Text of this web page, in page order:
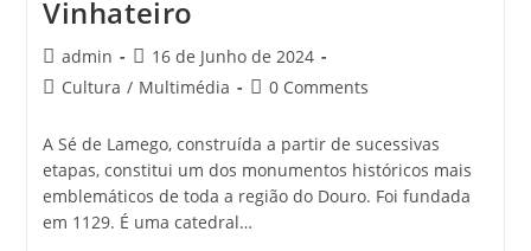
Vinhateiro
Post
author:
admin
Post
published:
16 de Junho de 2024
PostCultura / Multimédia
Post0 Comments
A Sé de Lamego, construída a partir de sucessivas
etapas, constitui um dos monumentos históricos mais
emblemáticos de toda a região do Douro. Foi fundada
em 1129. É uma catedral…